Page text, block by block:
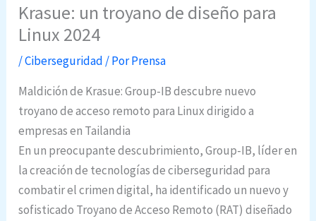
Krasue: un troyano de diseño para
Linux 2024
/Ciberseguridad / PorPrensa
Maldición de Krasue: Group-IB descubre nuevo
troyano de acceso remoto para Linux dirigido a
empresas en Tailandia
En un preocupante descubrimiento, Group-IB, líder en
la creación de tecnologías de ciberseguridad para
combatir el crimen digital, ha identificado un nuevo y
sofisticado Troyano de Acceso Remoto (RAT) diseñado